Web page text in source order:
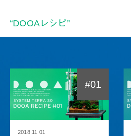
“DOOAレシピ”
#01
2018.11.01